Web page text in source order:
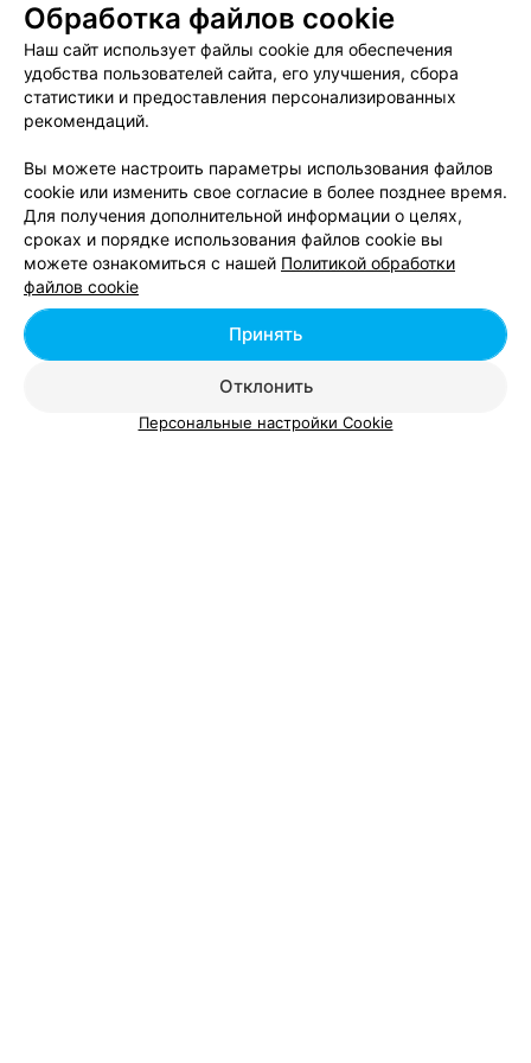
СТУДИЯ ТАНЦЕВ
A-class
Минск, ул. Тимирязева, 9к10
Все адреса
ДЕТСКИЙ МАГАЗИН
Marusya
Минск, ул. Тимирязева, 9 с 09:00
Обработка файлов cookie
Наш сайт использует файлы cookie для обеспечения
удобства пользователей сайта, его улучшения, сбора
статистики и предоставления персонализированных
рекомендаций.
Вы можете настроить параметры использования файлов
cookie или изменить свое согласие в более позднее время.
Для получения дополнительной информации о целях,
сроках и порядке использования файлов cookie вы
можете ознакомиться с нашей Политикой обработки
файлов cookie
Отклонить
Принять
Персональные настройки Cookie